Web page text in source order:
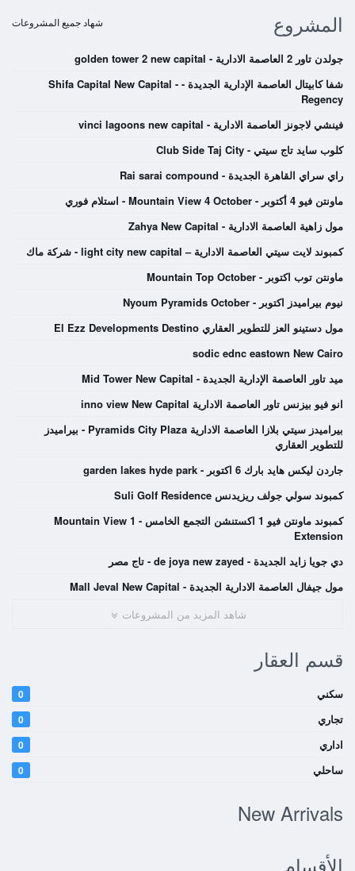
المشروع
شهاد جميع المشروعات
جولدن تاور 2 العاصمة الادارية - golden tower 2 new capital
شفا كابيتال العاصمة الإدارية الجديدة - Shifa Capital New Capital -
Regency
فينشي لاجونز العاصمة الادارية - vinci lagoons new capital
كلوب سايد تاج سيتي - Club Side Taj City
راي سراي القاهرة الجديدة - Rai sarai compound
ماونتن فيو 4 أكتوبر - Mountain View 4 October - استلام فوري
مول زاهية العاصمة الادارية - Zahya New Capital
كمبوند لايت سيتي العاصمة الادارية – light city new capital - شركة ماك
ماونتن توب اكتوبر - Mountain Top October
نيوم بيراميدز اكتوبر - Nyoum Pyramids October
مول دستينو العز للتطوير العقاري El Ezz Developments Destino
sodic ednc eastown New Cairo
ميد تاور العاصمة الإدارية الجديدة - Mid Tower New Capital
انو فيو بيزنس تاور العاصمة الادارية inno view New Capital
بيراميدز سيتي بلازا العاصمة الادارية Pyramids City Plaza - بيراميدز
للتطوير العقاري
جاردن ليكس هايد بارك 6 اكتوبر - garden lakes hyde park
كمبوند سولي جولف ريزيدنس Suli Golf Residence
كمبوند ماونتن فيو 1 اكستنشن التجمع الخامس - Mountain View 1
Extension
دي جويا زايد الجديدة - de joya new zayed - تاج مصر
مول جيفال العاصمة الادارية الجديدة - Mall Jeval New Capital
شاهد المزيد من المشروعات
قسم العقار
سكني 0
تجاري 0
اداري 0
ساحلي 0
New Arrivals
الأقسام